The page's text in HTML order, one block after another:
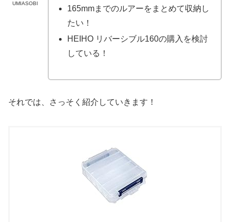
UMIASOBI
165mmまでのルアーをまとめて収納し
たい！
HEIHO リバーシブル160の購入を検討
している！
それでは、さっそく紹介していきます！